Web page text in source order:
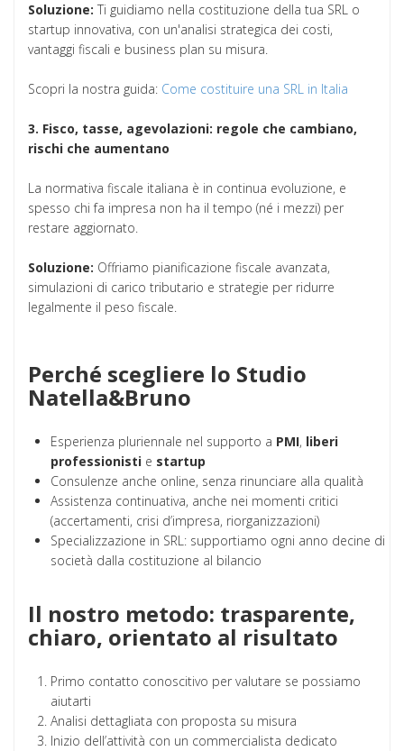
Soluzione: Ti guidiamo nella costituzione della tua SRL o
startup innovativa, con un'analisi strategica dei costi,
vantaggi fiscali e business plan su misura.
Scopri la nostra guida: Come costituire una SRL in Italia
3. Fisco, tasse, agevolazioni: regole che cambiano,
rischi che aumentano
La normativa fiscale italiana è in continua evoluzione, e
spesso chi fa impresa non ha il tempo (né i mezzi) per
restare aggiornato.
Soluzione: Offriamo pianificazione fiscale avanzata,
simulazioni di carico tributario e strategie per ridurre
legalmente il peso fiscale.
Perché scegliere lo Studio
Natella&Bruno
Esperienza pluriennale nel supporto a PMI, liberi
professionisti e startup
Consulenze anche online, senza rinunciare alla qualità
Assistenza continuativa, anche nei momenti critici
(accertamenti, crisi d’impresa, riorganizzazioni)
Specializzazione in SRL: supportiamo ogni anno decine di
società dalla costituzione al bilancio
Il nostro metodo: trasparente,
chiaro, orientato al risultato
Primo contatto conoscitivo per valutare se possiamo
aiutarti
Analisi dettagliata con proposta su misura
Inizio dell’attività con un commercialista dedicato